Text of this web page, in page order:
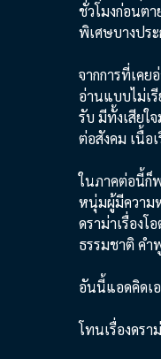
ชั่วโมงก่อนต
พิเศษบางปร
จากการที่เคย
อ่านแบบไม่เ
รับ มีทั้งเสียใ
ต่อสังคม เนื้อ
ในภาคต่อนี้ก็พ
หนุ่มผู้มีความ
ดราม่าเรื่องโ
ธรรมชาติ คำ
อันนี้แอดคิดเ
โทนเรื่องดรา